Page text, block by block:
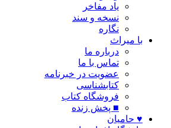
یاد مفاخر
نسخه و سند
نگاره
با میراث
درباره ما
تماس با ما
عضویت در خبرنامه
کتابشناسی
فروشگاه کتاب
■ پخش زنده
♥ حامیان